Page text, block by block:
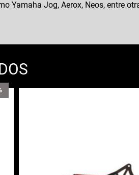
Yamaha Jog, Aerox, Neos, entre